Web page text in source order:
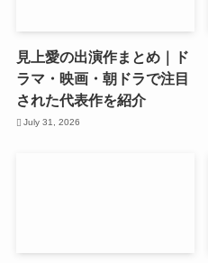
見上愛の出演作まとめ｜ド
ラマ・映画・朝ドラで注目
された代表作を紹介
July 31, 2026